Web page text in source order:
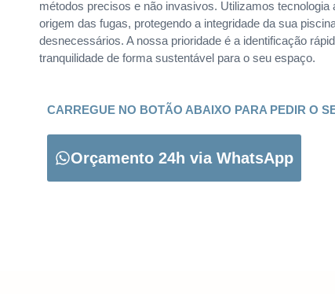
métodos precisos e não invasivos. Utilizamos tecnologia
origem das fugas, protegendo a integridade da sua
desnecessários. A nossa prioridade é a identificação
tranquilidade de forma sustentável para o seu espaço.
CARREGUE NO BOTÃO ABAIXO PARA PEDIR O
Orçamento 24h via WhatsApp